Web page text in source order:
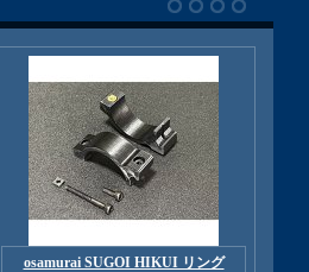
osamurai SUGOI HIKUI リング